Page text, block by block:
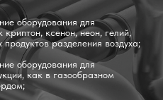
оборудования для
криптон, ксенон, неон, гелий,
продуктов разделения воздуха;
оборудования для
как в газообразном